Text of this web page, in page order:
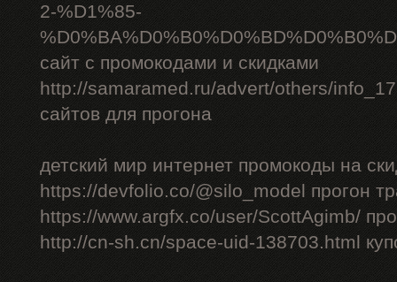
2-%D1%85-
сайт с промокодами и скидками
http://samaramed.ru/advert/others/
сайтов для прогона
детский мир интернет промокоды на
https://devfolio.co/@silo_model прогон
https://www.argfx.co/user/ScottAgimb/
http://cn-sh.cn/space-uid-138703.html